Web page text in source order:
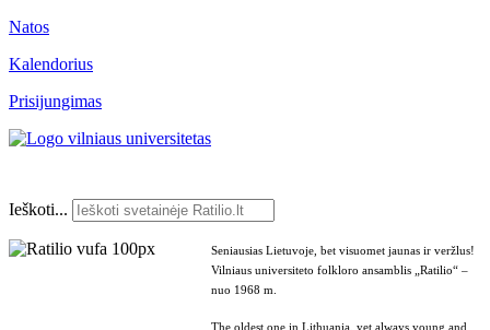
Natos
Kalendorius
Prisijungimas
Ieškoti...
Seniausias Lietuvoje, bet visuomet jaunas ir veržlus!
Vilniaus universiteto folkloro ansamblis „Ratilio“ –
nuo 1968 m.
The oldest one in Lithuania, yet always young and